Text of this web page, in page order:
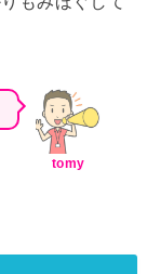
tomy